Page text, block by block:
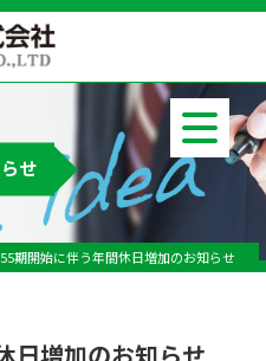
せ
期開始に伴う年間休日増加のお知らせ